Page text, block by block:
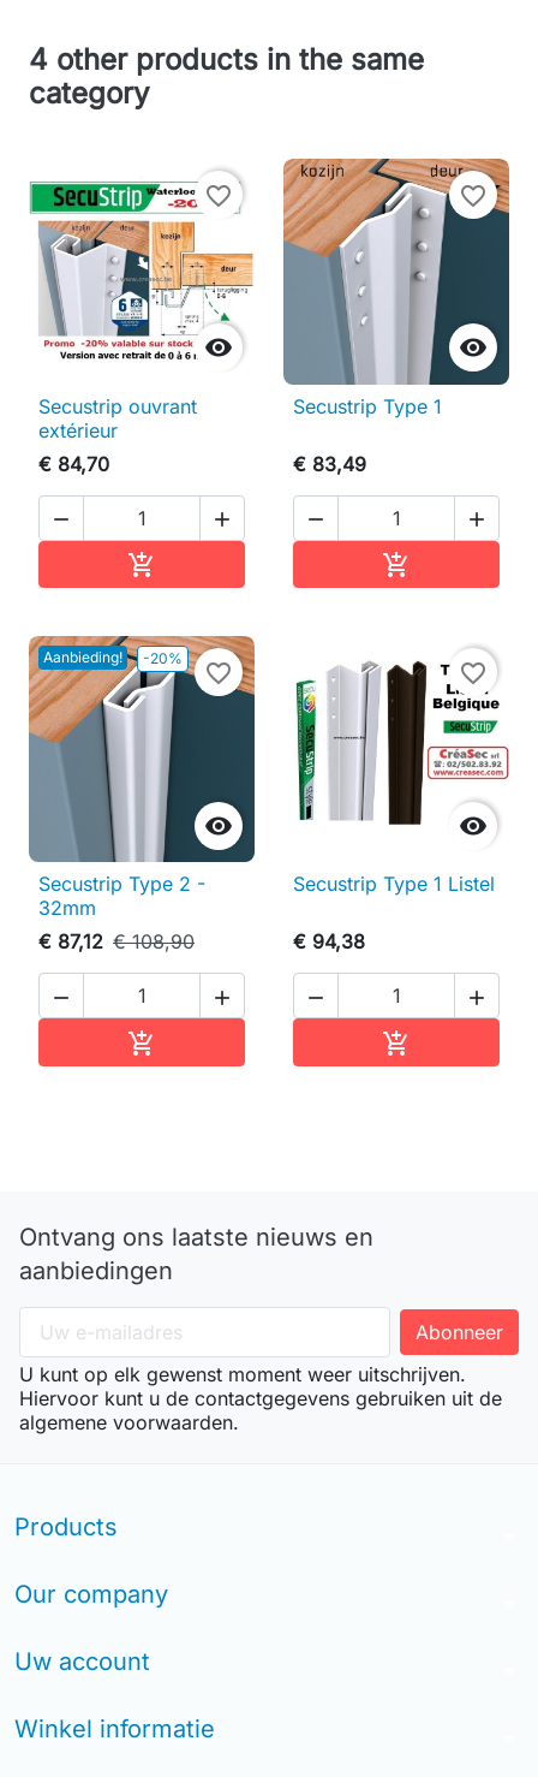
4 other products in the same
category

favorite_border
Secustrip ouvrant
extérieur
€ 84,70
 


favorite_border
Secustrip Type 1
€ 83,49
 

Aanbieding! -20%

favorite_border
Secustrip Type 2 -
32mm
€ 87,12 € 108,90
 


favorite_border
Secustrip Type 1 Listel
€ 94,38
 

Ontvang ons laatste nieuws en
aanbiedingen
U kunt op elk gewenst moment weer uitschrijven.
Hiervoor kunt u de contactgegevens gebruiken uit de
algemene voorwaarden.
Products
Our company
Uw account
Winkel informatie